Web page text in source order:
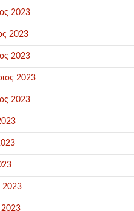
2023
2023
2023
2023
2023
2023
2023